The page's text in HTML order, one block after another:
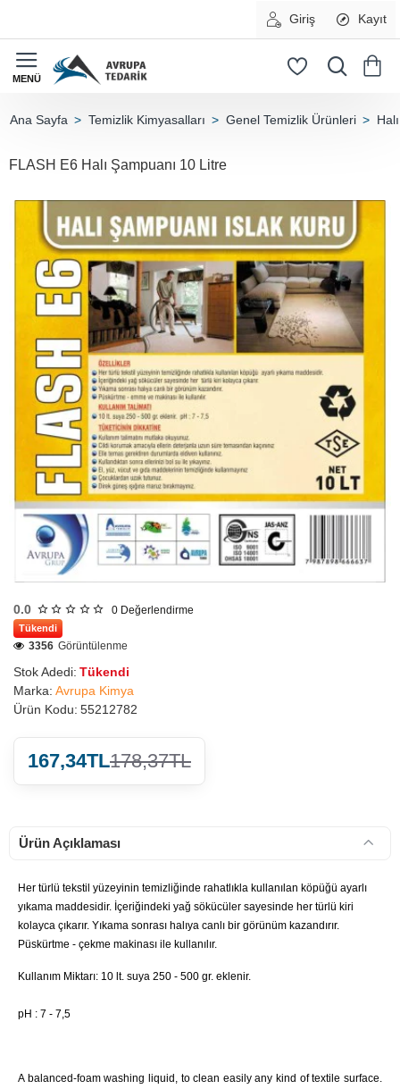
Giriş Kayıt
Temizlik Kimyasalları Genel Temizlik Ürünleri
FLASH E6 Halı Şampuanı 10 Litre
0.0 0 Değerlendirme
Tükendi
Stok Adedi: Tükendi
Marka: Avrupa Kimya
Ürün Kodu: 55212782
3356 Görüntülenme
167,34TL178,37TL
Ürün Açıklaması
Her türlü tekstil yüzeyinin temizliğinde rahatlıkla kullanılan köpüğü ayarlı
yıkama maddesidir. İçeriğindeki yağ sökücüler sayesinde her türlü kiri
kolayca çıkarır. Yıkama sonrası halıya canlı bir görünüm kazandırır.
Püskürtme - çekme makinası ile kullanılır.
Kullanım Miktarı: 10 lt. suya 250 - 500 gr. eklenir.
pH : 7 - 7,5
A balanced-foam washing liquid, to clean easily any kind of textile surface.